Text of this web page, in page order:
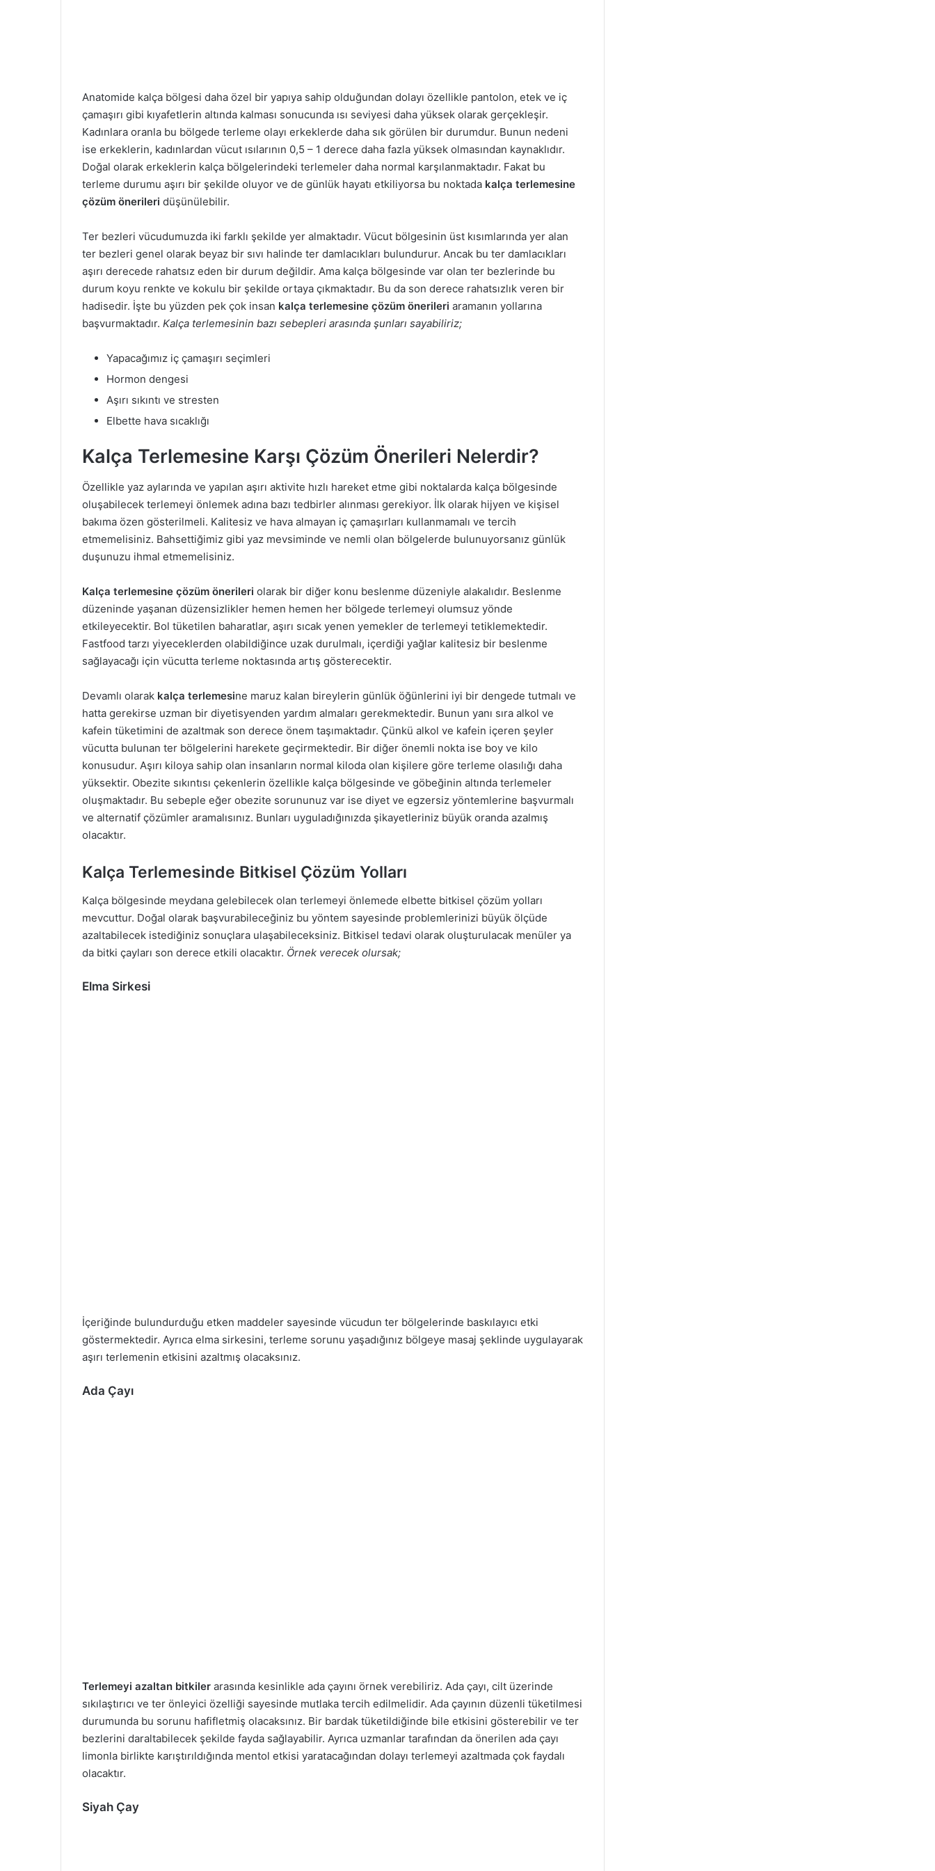
Anatomide kalça bölgesi daha özel bir yapıya sahip olduğundan dolayı özellikle pantolon, etek ve iç
çamaşırı gibi kıyafetlerin altında kalması sonucunda ısı seviyesi daha yüksek olarak gerçekleşir.
Kadınlara oranla bu bölgede terleme olayı erkeklerde daha sık görülen bir durumdur. Bunun nedeni
ise erkeklerin, kadınlardan vücut ısılarının 0,5 – 1 derece daha fazla yüksek olmasından kaynaklıdır.
Doğal olarak erkeklerin kalça bölgelerindeki terlemeler daha normal karşılanmaktadır. Fakat bu
terleme durumu aşırı bir şekilde oluyor ve de günlük hayatı etkiliyorsa bu noktada kalça terlemesine
çözüm önerileri düşünülebilir.
Ter bezleri vücudumuzda iki farklı şekilde yer almaktadır. Vücut bölgesinin üst kısımlarında yer alan
ter bezleri genel olarak beyaz bir sıvı halinde ter damlacıkları bulundurur. Ancak bu ter damlacıkları
aşırı derecede rahatsız eden bir durum değildir. Ama kalça bölgesinde var olan ter bezlerinde bu
durum koyu renkte ve kokulu bir şekilde ortaya çıkmaktadır. Bu da son derece rahatsızlık veren bir
hadisedir. İşte bu yüzden pek çok insan kalça terlemesine çözüm önerileri aramanın yollarına
başvurmaktadır. Kalça terlemesinin bazı sebepleri arasında şunları sayabiliriz;
Yapacağımız iç çamaşırı seçimleri
Hormon dengesi
Aşırı sıkıntı ve stresten
Elbette hava sıcaklığı
Kalça Terlemesine Karşı Çözüm Önerileri Nelerdir?
Özellikle yaz aylarında ve yapılan aşırı aktivite hızlı hareket etme gibi noktalarda kalça bölgesinde
oluşabilecek terlemeyi önlemek adına bazı tedbirler alınması gerekiyor. İlk olarak hijyen ve kişisel
bakıma özen gösterilmeli. Kalitesiz ve hava almayan iç çamaşırları kullanmamalı ve tercih
etmemelisiniz. Bahsettiğimiz gibi yaz mevsiminde ve nemli olan bölgelerde bulunuyorsanız günlük
duşunuzu ihmal etmemelisiniz.
Kalça terlemesine çözüm önerileri olarak bir diğer konu beslenme düzeniyle alakalıdır. Beslenme
düzeninde yaşanan düzensizlikler hemen hemen her bölgede terlemeyi olumsuz yönde
etkileyecektir. Bol tüketilen baharatlar, aşırı sıcak yenen yemekler de terlemeyi tetiklemektedir.
Fastfood tarzı yiyeceklerden olabildiğince uzak durulmalı, içerdiği yağlar kalitesiz bir beslenme
sağlayacağı için vücutta terleme noktasında artış gösterecektir.
Devamlı olarak kalça terlemesine maruz kalan bireylerin günlük öğünlerini iyi bir dengede tutmalı ve
hatta gerekirse uzman bir diyetisyenden yardım almaları gerekmektedir. Bunun yanı sıra alkol ve
kafein tüketimini de azaltmak son derece önem taşımaktadır. Çünkü alkol ve kafein içeren şeyler
vücutta bulunan ter bölgelerini harekete geçirmektedir. Bir diğer önemli nokta ise boy ve kilo
konusudur. Aşırı kiloya sahip olan insanların normal kiloda olan kişilere göre terleme olasılığı daha
yüksektir. Obezite sıkıntısı çekenlerin özellikle kalça bölgesinde ve göbeğinin altında terlemeler
oluşmaktadır. Bu sebeple eğer obezite sorununuz var ise diyet ve egzersiz yöntemlerine başvurmalı
ve alternatif çözümler aramalısınız. Bunları uyguladığınızda şikayetleriniz büyük oranda azalmış
olacaktır.
Kalça Terlemesinde Bitkisel Çözüm Yolları
Kalça bölgesinde meydana gelebilecek olan terlemeyi önlemede elbette bitkisel çözüm yolları
mevcuttur. Doğal olarak başvurabileceğiniz bu yöntem sayesinde problemlerinizi büyük ölçüde
azaltabilecek istediğiniz sonuçlara ulaşabileceksiniz. Bitkisel tedavi olarak oluşturulacak menüler ya
da bitki çayları son derece etkili olacaktır. Örnek verecek olursak;
Elma Sirkesi
İçeriğinde bulundurduğu etken maddeler sayesinde vücudun ter bölgelerinde baskılayıcı etki
göstermektedir. Ayrıca elma sirkesini, terleme sorunu yaşadığınız bölgeye masaj şeklinde uygulayarak
aşırı terlemenin etkisini azaltmış olacaksınız.
Ada Çayı
Terlemeyi azaltan bitkiler arasında kesinlikle ada çayını örnek verebiliriz. Ada çayı, cilt üzerinde
sıkılaştırıcı ve ter önleyici özelliği sayesinde mutlaka tercih edilmelidir. Ada çayının düzenli tüketilmesi
durumunda bu sorunu hafifletmiş olacaksınız. Bir bardak tüketildiğinde bile etkisini gösterebilir ve ter
bezlerini daraltabilecek şekilde fayda sağlayabilir. Ayrıca uzmanlar tarafından da önerilen ada çayı
limonla birlikte karıştırıldığında mentol etkisi yaratacağından dolayı terlemeyi azaltmada çok faydalı
olacaktır.
Siyah Çay